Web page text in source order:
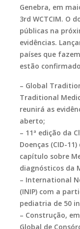
Genebra, em
3rd WCTCIM. O
públicas na
evidências.
países que
estão
– Global
Traditional
reunirá as
aberto;
– 11ª edição da
Doenças (CID-
capítulo sobre
diagnósticos da
– International
(INIP) com a
pediatria de 50
– Construção,
Global de